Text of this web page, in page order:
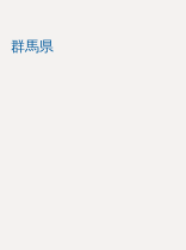
群馬県